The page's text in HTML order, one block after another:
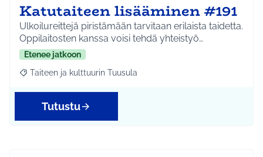
Katutaiteen lisääminen #191
Ulkoilureittejä piristämään tarvitaan erilaista taidetta.
Oppilaitosten kanssa voisi tehdä yhteistyö…
Etenee jatkoon
Rajaa tulokset aihepiirin mukaan: Taiteen ja kulttuurin Tuusula
Taiteen ja kulttuurin Tuusula
Tutustu